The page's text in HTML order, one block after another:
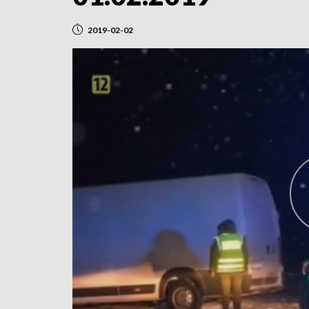
2019-02-02